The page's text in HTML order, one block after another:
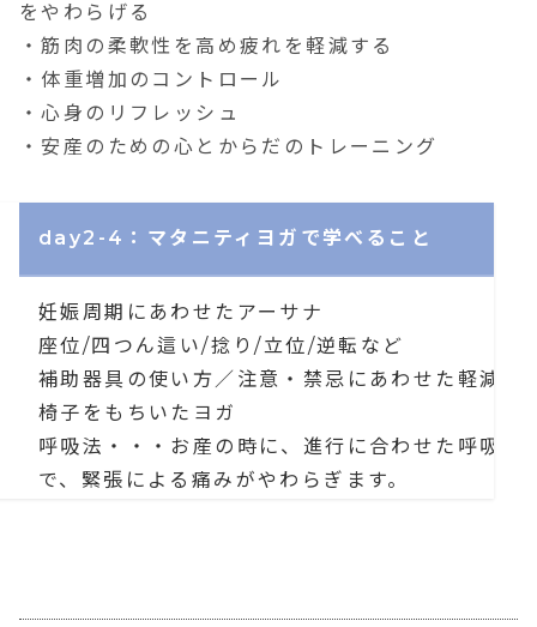
をやわらげる
・筋肉の柔軟性を高め疲れを軽減する
・体重増加のコントロール
・心身のリフレッシュ
・安産のための心とからだのトレーニング
day2-4：マタニティヨガで学べること
妊娠周期にあわせたアーサナ
座位/四つん這い/捻り/立位/逆転など
補助器具の使い方／注意・禁忌にあわせた軽減法
椅子をもちいたヨガ
呼吸法・・・お産の時に、進行に合わせた呼吸法
で、緊張による痛みがやわらぎます。
パートナーとするストレッチ